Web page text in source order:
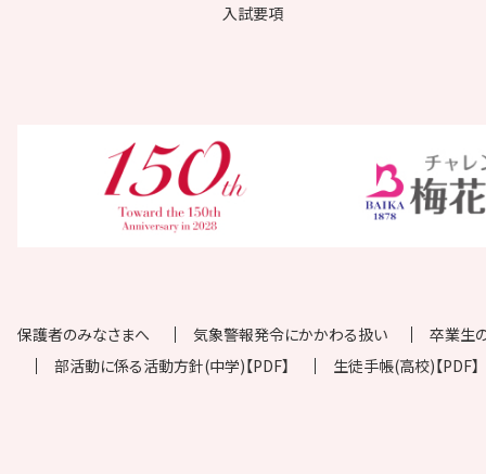
入試要項
保護者のみなさまへ 気象警報発令にかかわる扱い
卒業生
部活動に係る活動方針(中学)【PDF】
生徒手帳(高校)【PDF】